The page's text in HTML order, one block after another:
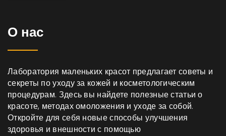
О нас
Лаборатория маленьких красот предлагает советы и
секреты по уходу за кожей и косметологическим
процедурам. Здесь вы найдете полезные статьи о
красоте, методах омоложения и уходе за собой.
Откройте для себя новые способы улучшения
здоровья и внешности с помощью